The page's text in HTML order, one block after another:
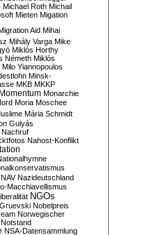
Michael Roth Michail
Mieten Migation
Aid Mihai
Mihály Varga Mike
Miklós Horthy
Németh Miklós
Milo Yiannopoulos
Minsk-
MKB MKKP
Momentum Monarchie
Moria Moschee
Mária Schmidt
Gulyás
Nachruf
Nahost-Konflikt
NAV Nazideutschland
Macchiavellismus
NGOs
Nobelpreis
Norwegischer
Notstand
NSA-Datensammlung